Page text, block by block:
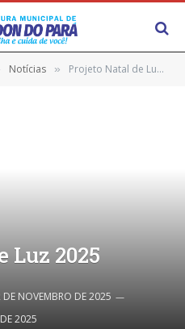
Notícias » Projeto Natal de Luz 2025
Luz 2025
DE NOVEMBRO DE 2025
2025